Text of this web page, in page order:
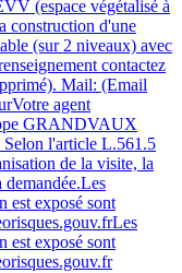
(espace végétalisé à
construction d'une
(sur 2 niveaux) avec
contactez
Mail: (Email
agent
GRANDVAUX
l'article L.561.5
de la visite, la
demandée.Les
est exposé sont
est exposé sont